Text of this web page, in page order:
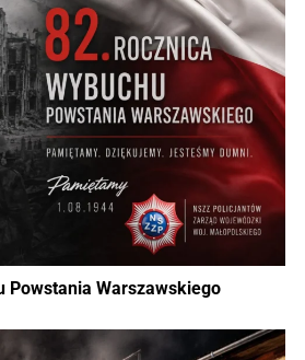
Powstania Warszawskiego